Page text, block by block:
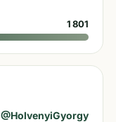
1 801
@HolvenyiGyorgy